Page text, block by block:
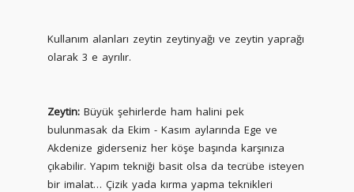
Kullanım alanları zeytin zeytinyağı ve zeytin yaprağı
olarak 3 e ayrılır.
Zeytin: Büyük şehirlerde ham halini pek
bulunmasak da Ekim - Kasım aylarında Ege ve
Akdenize giderseniz her köşe başında karşınıza
çıkabilir. Yapım tekniği basit olsa da tecrübe isteyen
bir imalat… Çizik yada kırma yapma teknikleri